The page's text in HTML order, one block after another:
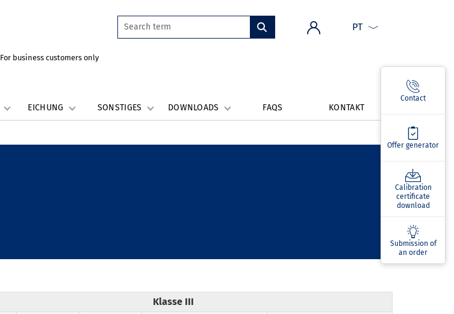
PT
For business customers only
Contact
Offer generator
Calibration
certificate
download
Submission of
an order
EICHUNG SONSTIGES DOWNLOADS FAQS KONTAKT
Klasse III